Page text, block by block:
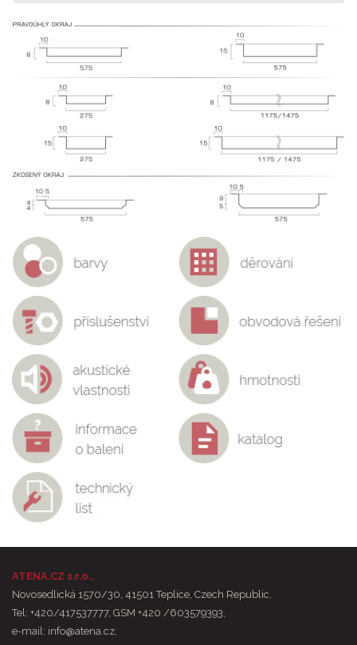
ATENA.CZ s.r.o.,
Novosedlická 1570/30, 41501 Teplice, Czech Republic,
Tel: +420/417537777, GSM +420 /603579393,
e-mail: info@atena.cz